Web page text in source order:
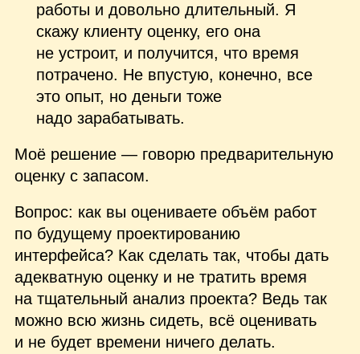
работы и довольно длительный. Я
скажу клиенту оценку, его она
не устроит, и получится, что время
потрачено. Не впустую, конечно, все
это опыт, но деньги тоже
надо зарабатывать.
Моё решение — говорю предварительную
оценку с запасом.
Вопрос: как вы оцениваете объём работ
по будущему проектированию
интерфейса? Как сделать так, чтобы дать
адекватную оценку и не тратить время
на тщательный анализ проекта? Ведь так
можно всю жизнь сидеть, всё оценивать
и не будет времени ничего делать.